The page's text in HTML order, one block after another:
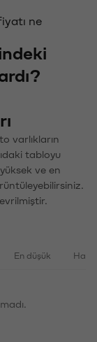
ne
varlıkların
tabloyu
ve en
En düşük